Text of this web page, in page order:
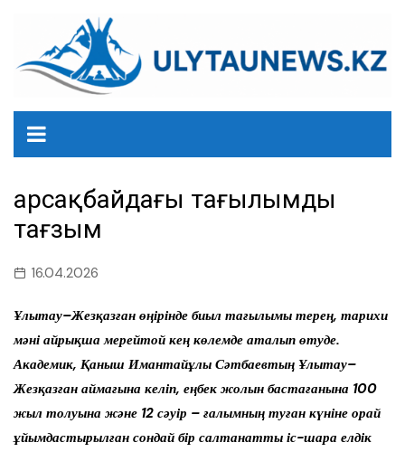
содержанию
Қарсақбайдағы тағылымды
тағзым
16.04.2026
Ұлытау–Жезқазған өңірінде биыл тағылымы терең, тарихи
мәні айрықша мерейтой кең көлемде аталып өтуде.
Академик, Қаныш Имантайұлы Сәтбаевтың Ұлытау–
Жезқазған аймағына келіп, еңбек жолын бастағанына 100
жыл толуына және 12 сәуір – ғалымның туған күніне орай
ұйымдастырылған сондай бір салтанатты іс-шара елдік